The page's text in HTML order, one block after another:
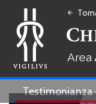
arrow_back
Testimonianza